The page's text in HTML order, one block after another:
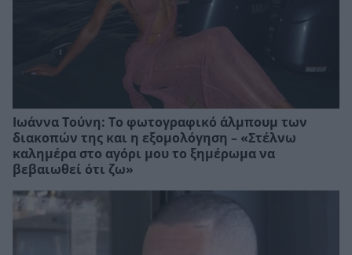
Ιωάννα Τούνη: Το φωτογραφικό άλμπουμ των
διακοπών της και η εξομολόγηση – «Στέλνω
καλημέρα στο αγόρι μου το ξημέρωμα να
βεβαιωθεί ότι ζω»